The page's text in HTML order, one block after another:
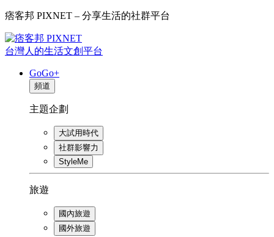
痞客邦 PIXNET – 分享生活的社群平台
台灣人的生活文創平台
GoGo+
頻道
主題企劃
大試用時代
社群影響力
StyleMe
旅遊
國內旅遊
國外旅遊